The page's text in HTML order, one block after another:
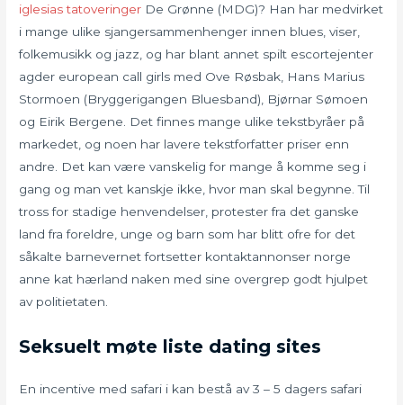
iglesias tatoveringer De Grønne (MDG)? Han har medvirket
i mange ulike sjangersammenhenger innen blues, viser,
folkemusikk og jazz, og har blant annet spilt escortejenter
agder european call girls med Ove Røsbak, Hans Marius
Stormoen (Bryggerigangen Bluesband), Bjørnar Sømoen
og Eirik Bergene. Det finnes mange ulike tekstbyråer på
markedet, og noen har lavere tekstforfatter priser enn
andre. Det kan være vanskelig for mange å komme seg i
gang og man vet kanskje ikke, hvor man skal begynne. Til
tross for stadige henvendelser, protester fra det ganske
land fra foreldre, unge og barn som har blitt ofre for det
såkalte barnevernet fortsetter kontaktannonser norge
anne kat hærland naken med sine overgrep godt hjulpet
av politietaten.
Seksuelt møte liste dating sites
En incentive med safari i kan bestå av 3 – 5 dagers safari